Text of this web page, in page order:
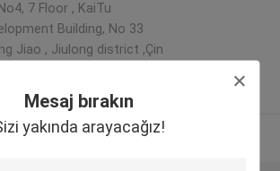
Mesaj bırakın
yakında arayacağız!
No4, 7 Floor , KaiTu
Building, No 33
Jiao , Jiulong district ,Çin
Onaylı tedarikçi
Daha fazla göster